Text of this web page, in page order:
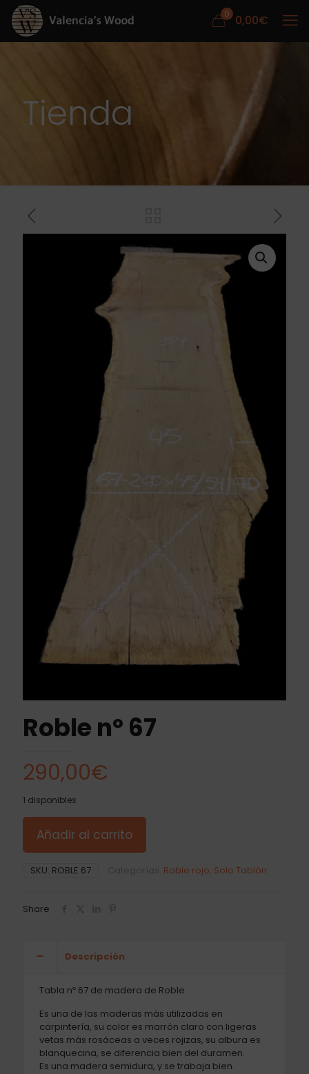
0 0,00€
Tienda
Roble nº 67
290,00€
1 disponibles
Añadir al carrito
SKU: ROBLE 67 Roble rojo Solo Tablón
Share
Descripción
Tabla nº 67 de madera de Roble.
Es una de las maderas más utilizadas en
carpintería, su color es marrón claro con ligeras
vetas más rosáceas a veces rojizas, su albura es
blanquecina, se diferencia bien del duramen.
Es una madera semidura, y se trabaja bien.